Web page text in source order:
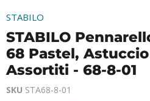
STABILO
STABILO
68 Pastel,
Assortiti - 68-8-01
SKU STA68-8-01